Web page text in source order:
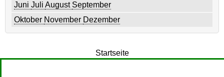
Juni Juli August September
Oktober November Dezember
Startseite